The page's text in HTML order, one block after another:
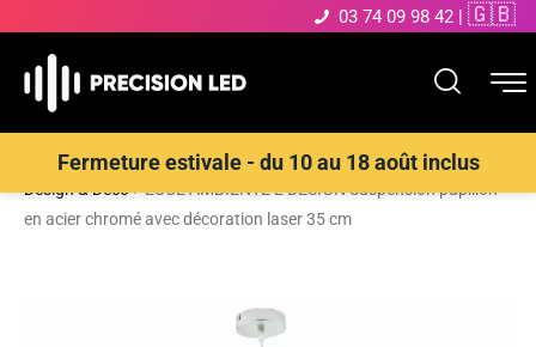
03 74 09 98 42 | 🇬🇧
Fermeture estivale - du 10 au 18 août inclus
Accueil>Boutique>ECLAIRAGE INTERIEUR LED>Suspensions
Design & Déco>LUCE AMBIENTE E DESIGN Suspension papillon
en acier chromé avec décoration laser 35 cm